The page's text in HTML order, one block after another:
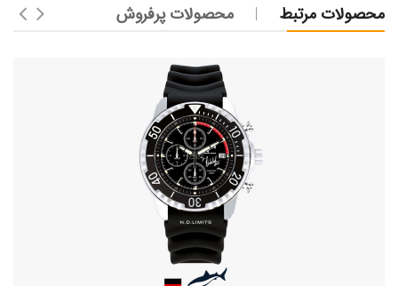
محصولات مرتبط محصولات پرفروش